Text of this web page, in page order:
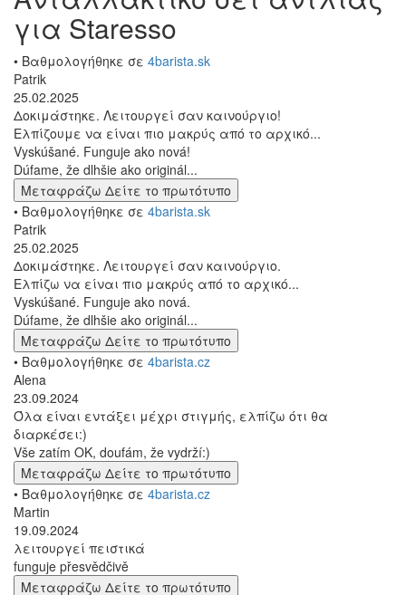
για Staresso
• Βαθμολογήθηκε σε 4barista.sk
Patrik
25.02.2025
Δοκιμάστηκε. Λειτουργεί σαν καινούργιο!
Ελπίζουμε να είναι πιο μακρύς από το αρχικό...
Vyskúšané. Funguje ako nová!
Dúfame, že dlhšie ako originál...
Μεταφράζω Δείτε το πρωτότυπο
• Βαθμολογήθηκε σε 4barista.sk
Patrik
25.02.2025
Δοκιμάστηκε. Λειτουργεί σαν καινούργιο.
Ελπίζω να είναι πιο μακρύς από το αρχικό...
Vyskúšané. Funguje ako nová.
Dúfame, že dlhšie ako originál...
Μεταφράζω Δείτε το πρωτότυπο
• Βαθμολογήθηκε σε 4barista.cz
Alena
23.09.2024
Όλα είναι εντάξει μέχρι στιγμής, ελπίζω ότι θα
διαρκέσει:)
Vše zatím OK, doufám, že vydrží:)
Μεταφράζω Δείτε το πρωτότυπο
• Βαθμολογήθηκε σε 4barista.cz
Martin
19.09.2024
λειτουργεί πειστικά
funguje přesvědčivě
Μεταφράζω Δείτε το πρωτότυπο